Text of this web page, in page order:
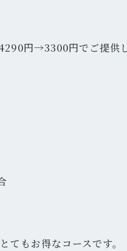
円→3300円でご提供
もお得なコースです。